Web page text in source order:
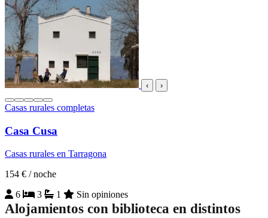
‹ ›
Casas rurales completas
Casa Cusa
Casas rurales en Tarragona
154 € / noche
6
3 1 Sin opiniones
Alojamientos con biblioteca en distintos